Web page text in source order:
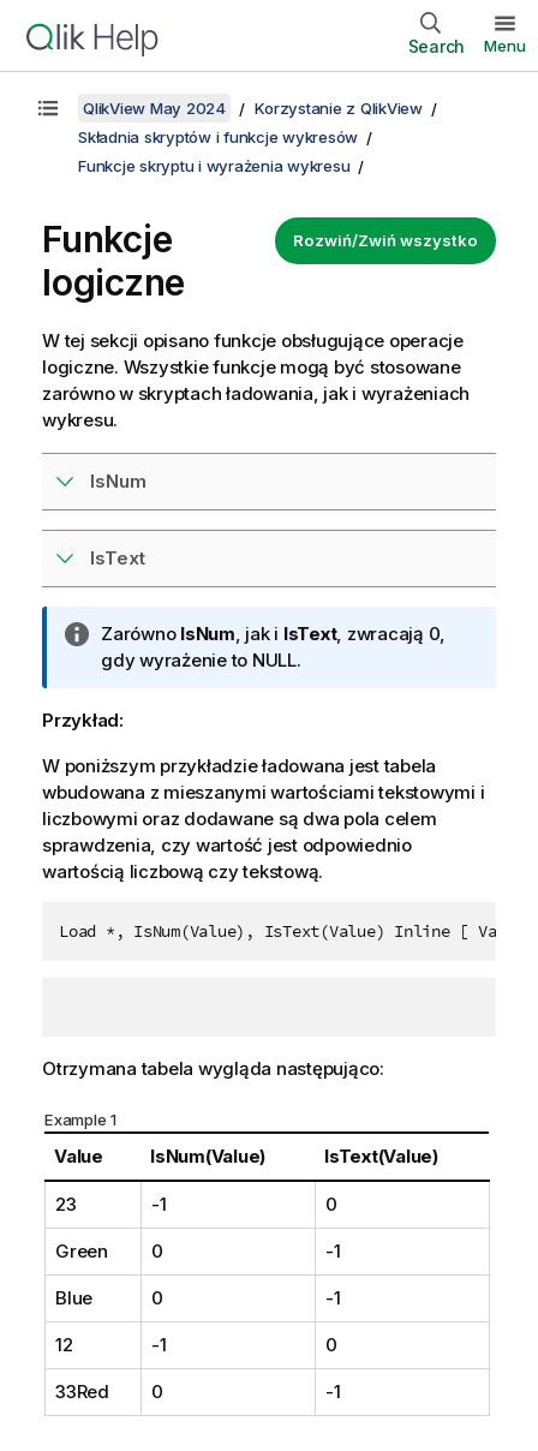
Search Menu
QlikView May 2024
Korzystanie z QlikView
Składnia skryptów i funkcje wykresów
Funkcje skryptu i wyrażenia wykresu
Rozwiń/Zwiń wszystko
Funkcje
logiczne
W tej sekcji opisano funkcje obsługujące operacje
logiczne. Wszystkie funkcje mogą być stosowane
zarówno w skryptach ładowania, jak i wyrażeniach
wykresu.
IsNum
IsText
I
n
o
m
a
c
j
a
Zarówno IsNum, jak i IsText, zwracają 0,
gdy wyrażenie to NULL.
Przykład:
W poniższym przykładzie ładowana jest tabela
wbudowana z mieszanymi wartościami tekstowymi i
liczbowymi oraz dodawane są dwa pola celem
sprawdzenia, czy wartość jest odpowiednio
wartością liczbową czy tekstową.
Load *, IsNum(Value), IsText(Value) Inline [ Value
Otrzymana tabela wygląda następująco:
Example 1
Value IsNum(Value) IsText(Value)
23 -1 0
Green 0 -1
Blue 0 -1
12 -1 0
33Red 0 -1